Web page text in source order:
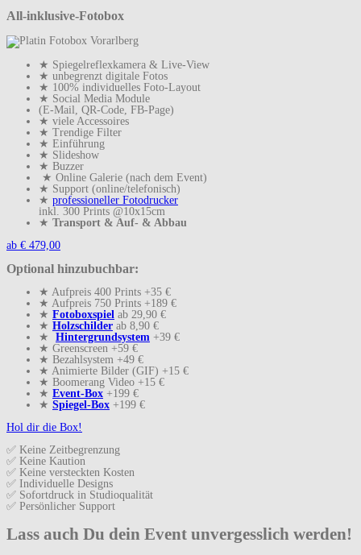
All-inklusive-Fotobox
★ Spiegelreflexkamera & Live-View
★ unbegrenzt digitale Fotos
★ 100% individuelles Foto-Layout
★ Social Media Module
(E-Mail, QR-Code, FB-Page)
★ viele Accessoires
★ Trendige Filter
★ Einführung
★ Slideshow
★ Buzzer
★ Online Galerie (nach dem Event)
★ Support (online/telefonisch)
★ professioneller Fotodrucker
inkl. 300 Prints @10x15cm
★ Transport & Auf- & Abbau
ab € 479,00
Optional hinzubuchbar:
★ Aufpreis 400 Prints +35 €
★ Aufpreis 750 Prints +189 €
★ Fotoboxspiel ab 29,90 €
★ Holzschilder ab 8,90 €
★ Hintergrundsystem +39 €
★ Greenscreen +59 €
★ Bezahlsystem +49 €
★ Animierte Bilder (GIF) +15 €
★ Boomerang Video +15 €
★ Event-Box +199 €
★ Spiegel-Box +199 €
Hol dir die Box!
✅ Keine Zeitbegrenzung
✅ Keine Kaution
✅ Keine versteckten Kosten
✅ Individuelle Designs
✅ Sofortdruck in Studioqualität
✅ Persönlicher Support
Lass auch Du dein Event unvergesslich werden!